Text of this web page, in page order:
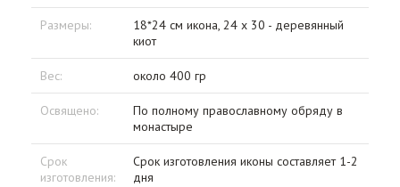
Размеры:
18*24 см икона, 24 х 30 - деревянный
киот
Вес: около 400 гр
Освящено:
По полному православному обряду в
монастыре
Срок
изготовления:
Срок изготовления иконы составляет 1-2
дня